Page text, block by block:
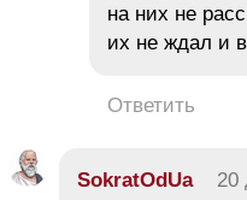
на них не
их не ждал и
Ответить
SokratOdUa 20